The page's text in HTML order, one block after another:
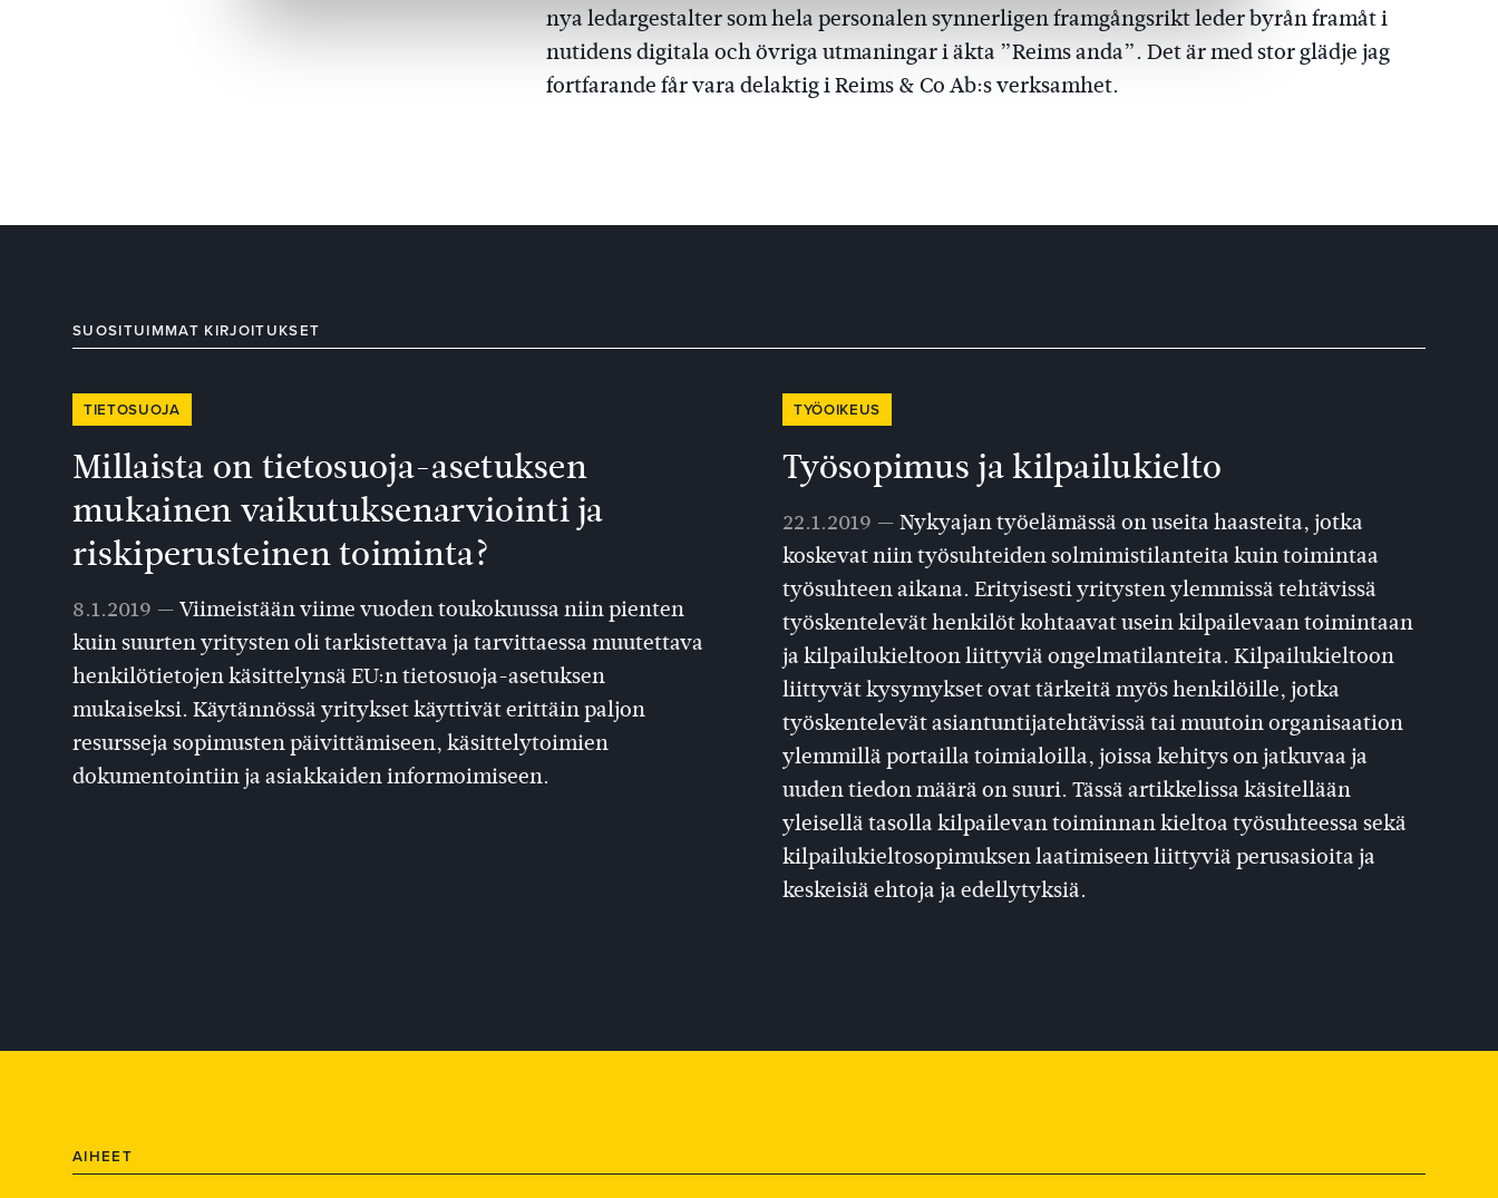
nya ledargestalter som hela personalen synnerligen framgångsrikt leder byrån framåt i
nutidens digitala och övriga utmaningar i äkta ”Reims anda”. Det är med stor glädje jag
fortfarande får vara delaktig i Reims & Co Ab:s verksamhet.
SUOSITUIMMAT KIRJOITUKSET
TIETOSUOJA
Millaista on tietosuoja-asetuksen
mukainen vaikutuksenarviointi ja
riskiperusteinen toiminta?
8.1.2019 —Viimeistään viime vuoden toukokuussa niin pienten
kuin suurten yritysten oli tarkistettava ja tarvittaessa muutettava
henkilötietojen käsittelynsä EU:n tietosuoja-asetuksen
mukaiseksi. Käytännössä yritykset käyttivät erittäin paljon
resursseja sopimusten päivittämiseen, käsittelytoimien
dokumentointiin ja asiakkaiden informoimiseen.
TYÖOIKEUS
Työsopimus ja kilpailukielto
22.1.2019 —Nykyajan työelämässä on useita haasteita, jotka
koskevat niin työsuhteiden solmimistilanteita kuin toimintaa
työsuhteen aikana. Erityisesti yritysten ylemmissä tehtävissä
työskentelevät henkilöt kohtaavat usein kilpailevaan toimintaan
ja kilpailukieltoon liittyviä ongelmatilanteita. Kilpailukieltoon
liittyvät kysymykset ovat tärkeitä myös henkilöille, jotka
työskentelevät asiantuntijatehtävissä tai muutoin organisaation
ylemmillä portailla toimialoilla, joissa kehitys on jatkuvaa ja
uuden tiedon määrä on suuri. Tässä artikkelissa käsitellään
yleisellä tasolla kilpailevan toiminnan kieltoa työsuhteessa sekä
kilpailukieltosopimuksen laatimiseen liittyviä perusasioita ja
keskeisiä ehtoja ja edellytyksiä.
AIHEET